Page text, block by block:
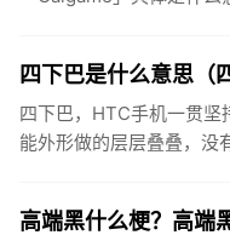
四下巴是什么意思（
四下巴，HTC手机一贯坚
能外形做的层层叠叠，没
高端黑什么梗？高端